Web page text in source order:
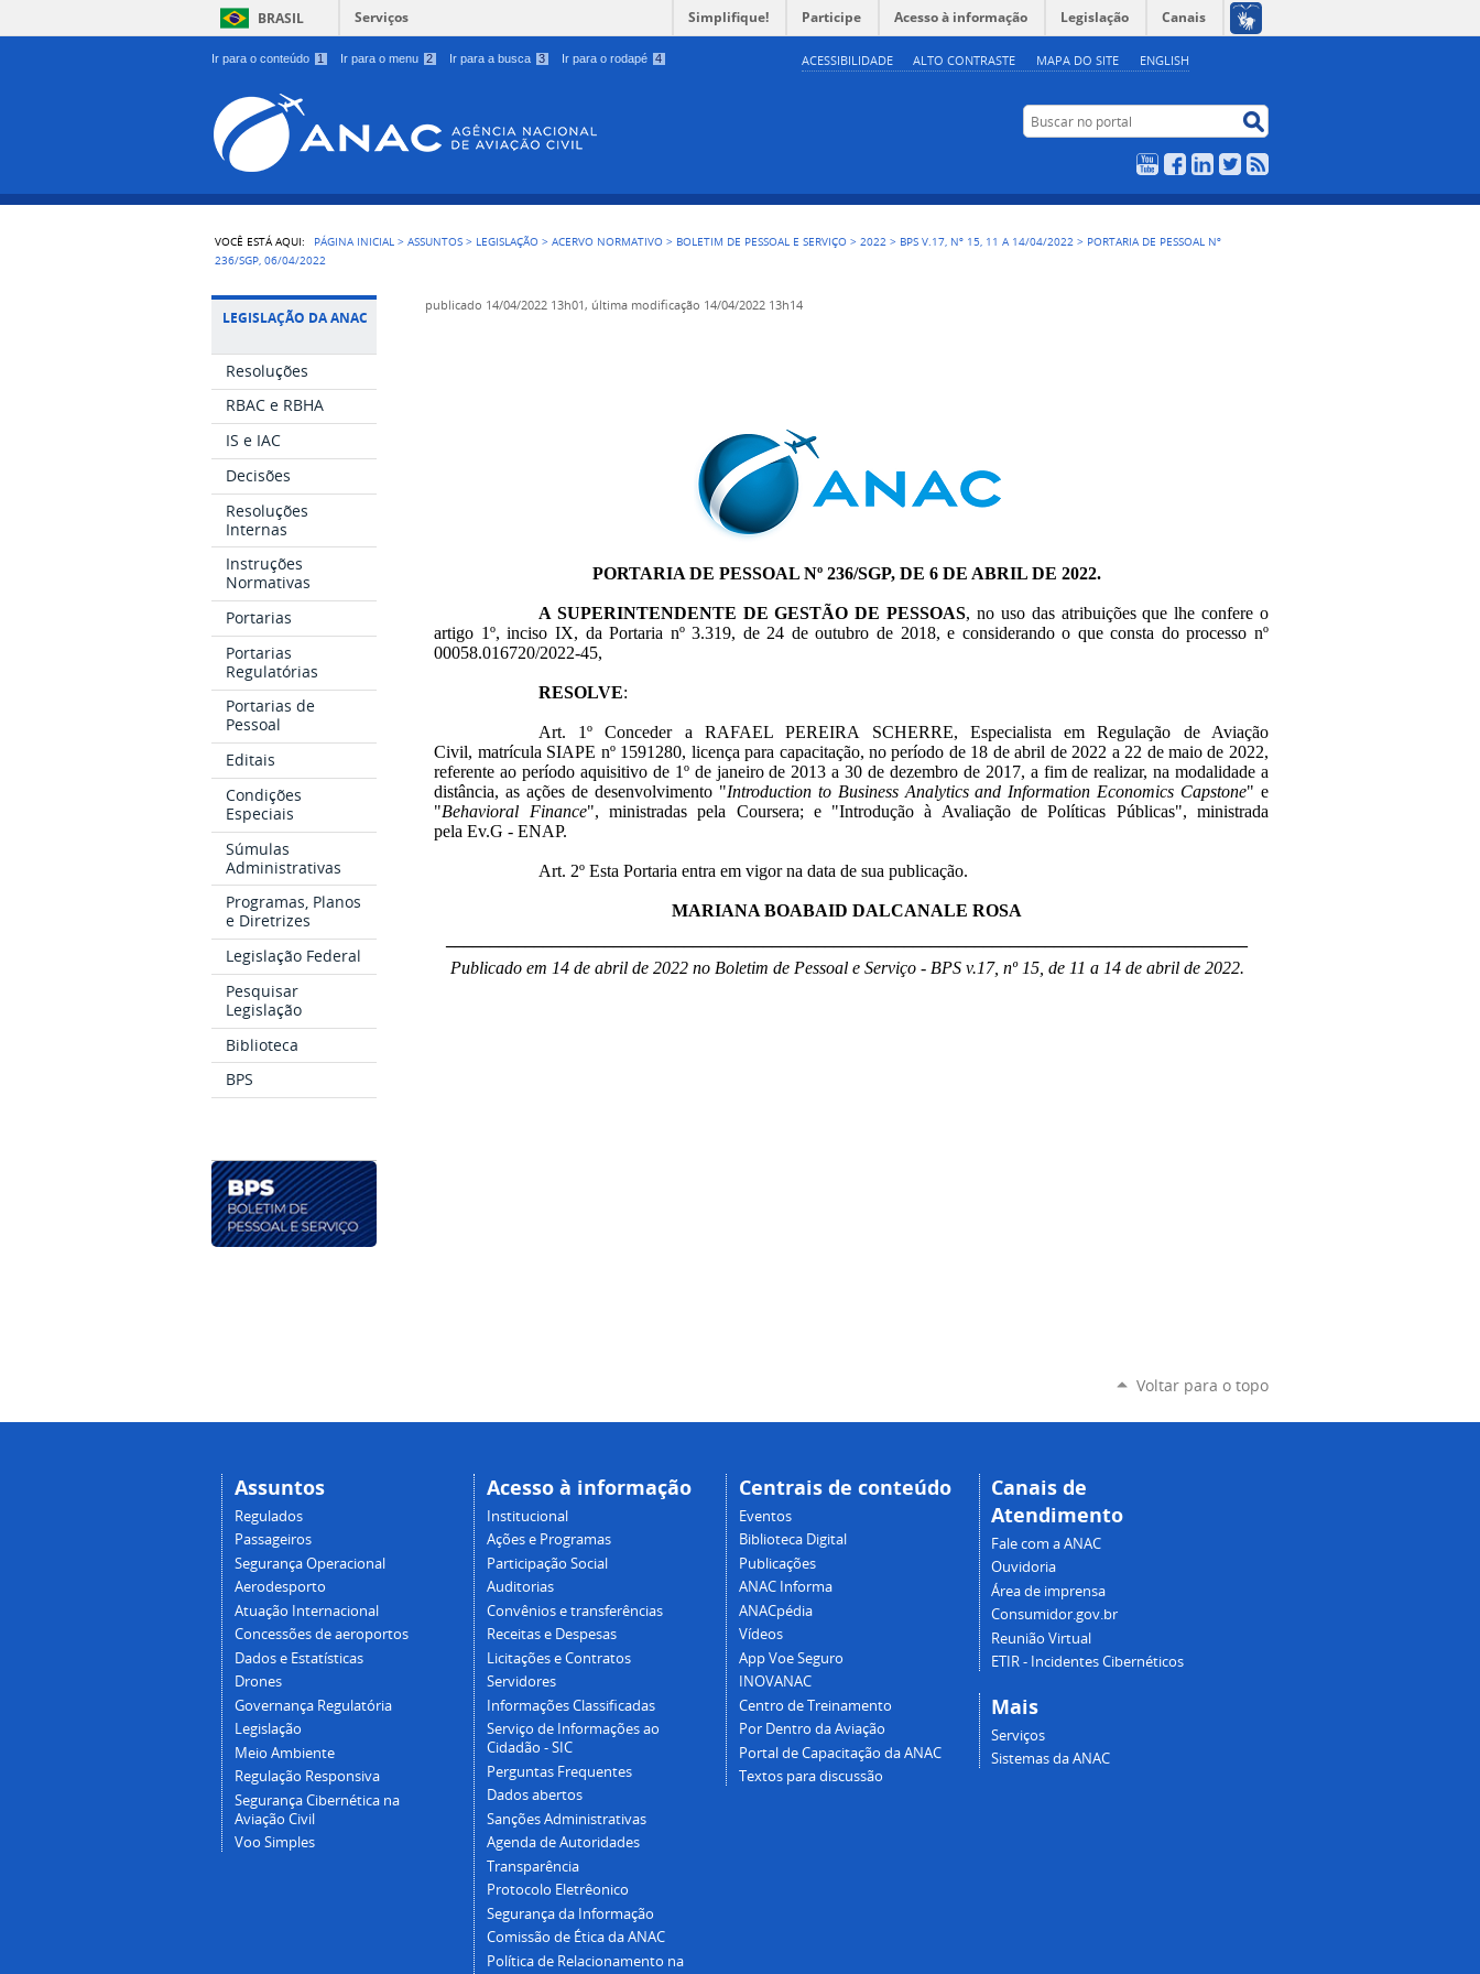
Ir para o conteúdo 1 Ir para o menu 2 Ir para a busca 3 Ir para o rodapé 4 ACESSIBILIDADE ALTO CONTRASTE MAPA DO SITE ENGLISH
BRASIL Serviços Simplifique! Participe Acesso à informação Legislação Canais
Buscar no portal
YouTubeFacebookLinkedIn
Twitter
VOCÊ ESTÁ AQUI: PÁGINA INICIAL >ASSUNTOS > LEGISLAÇÃO >ACERVO NORMATIVO > BOLETIM DE PESSOAL E SERVIÇO >2022 > BPS V.17, Nº 15, 11 A 14/04/2022 > PORTARIA DE PESSOAL Nº
236/SGP, 06/04/2022
LEGISLAÇÃO DA ANAC
Resoluções
RBAC e RBHA
IS e IAC
Decisões
Resoluções
Internas
Instruções
Normativas
Portarias
Portarias
Regulatórias
Portarias de
Pessoal
Editais
Condições
Especiais
Súmulas
Administrativas
Programas, Planos
e Diretrizes
Legislação Federal
Pesquisar
Legislação
Biblioteca
BPS
publicado 14/04/2022 13h01, última modificação 14/04/2022 13h14
PORTARIA DE PESSOAL Nº 236/SGP, DE 6 DE ABRIL DE 2022.
A SUPERINTENDENTE DE GESTÃO DE PESSOAS, no uso das atribuições que lhe confere o
artigo 1º, inciso IX, da Portaria nº 3.319, de 24 de outubro de 2018, e considerando o que consta do processo nº
00058.016720/2022-45,
RESOLVE:
Art. 1º Conceder a RAFAEL PEREIRA SCHERRE, Especialista em Regulação de Aviação
Civil, matrícula SIAPE nº 1591280, licença para capacitação, no período de 18 de abril de 2022 a 22 de maio de 2022,
referente ao período aquisitivo de 1º de janeiro de 2013 a 30 de dezembro de 2017, a fim de realizar, na modalidade a
distância, as ações de desenvolvimento "Introduction to Business Analytics and Information Economics Capstone" e
"Behavioral Finance", ministradas pela Coursera; e "Introdução à Avaliação de Políticas Públicas", ministrada
pela Ev.G - ENAP.
Art. 2º Esta Portaria entra em vigor na data de sua publicação.
MARIANA BOABAID DALCANALE ROSA
Publicado em 14 de abril de 2022 no Boletim de Pessoal e Serviço - BPS v.17, nº 15, de 11 a 14 de abril de 2022.
Voltar para o topo
Assuntos
Regulados
Passageiros
Segurança Operacional
Aerodesporto
Atuação Internacional
Concessões de aeroportos
Dados e Estatísticas
Drones
Governança Regulatória
Legislação
Meio Ambiente
Regulação Responsiva
Segurança Cibernética na
Aviação Civil
Voo Simples
Acesso à informação
Institucional
Ações e Programas
Participação Social
Auditorias
Convênios e transferências
Receitas e Despesas
Licitações e Contratos
Servidores
Informações Classificadas
Serviço de Informações ao
Cidadão - SIC
Perguntas Frequentes
Dados abertos
Sanções Administrativas
Agenda de Autoridades
Transparência
Protocolo Eletrêonico
Segurança da Informação
Comissão de Ética da ANAC
Política de Relacionamento na
Centrais de conteúdo
Eventos
Biblioteca Digital
Publicações
ANAC Informa
ANACpédia
Vídeos
App Voe Seguro
INOVANAC
Centro de Treinamento
Por Dentro da Aviação
Portal de Capacitação da ANAC
Textos para discussão
Canais de
Atendimento
Fale com a ANAC
Ouvidoria
Área de imprensa
Consumidor.gov.br
Reunião Virtual
ETIR - Incidentes Cibernéticos
Mais
Serviços
Sistemas da ANAC